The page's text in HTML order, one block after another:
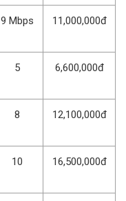
9 Mbps 11,000,000đ
5 6,600,000đ
8 12,100,000đ
10 16,500,000đ